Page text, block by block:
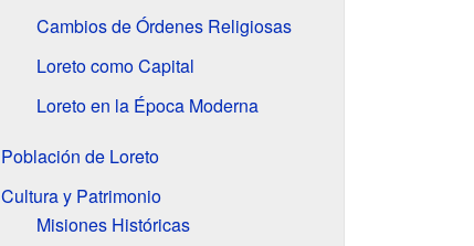
Cambios de Órdenes Religiosas
Loreto como Capital
Loreto en la Época Moderna
Población de Loreto
Cultura y Patrimonio
Misiones Históricas